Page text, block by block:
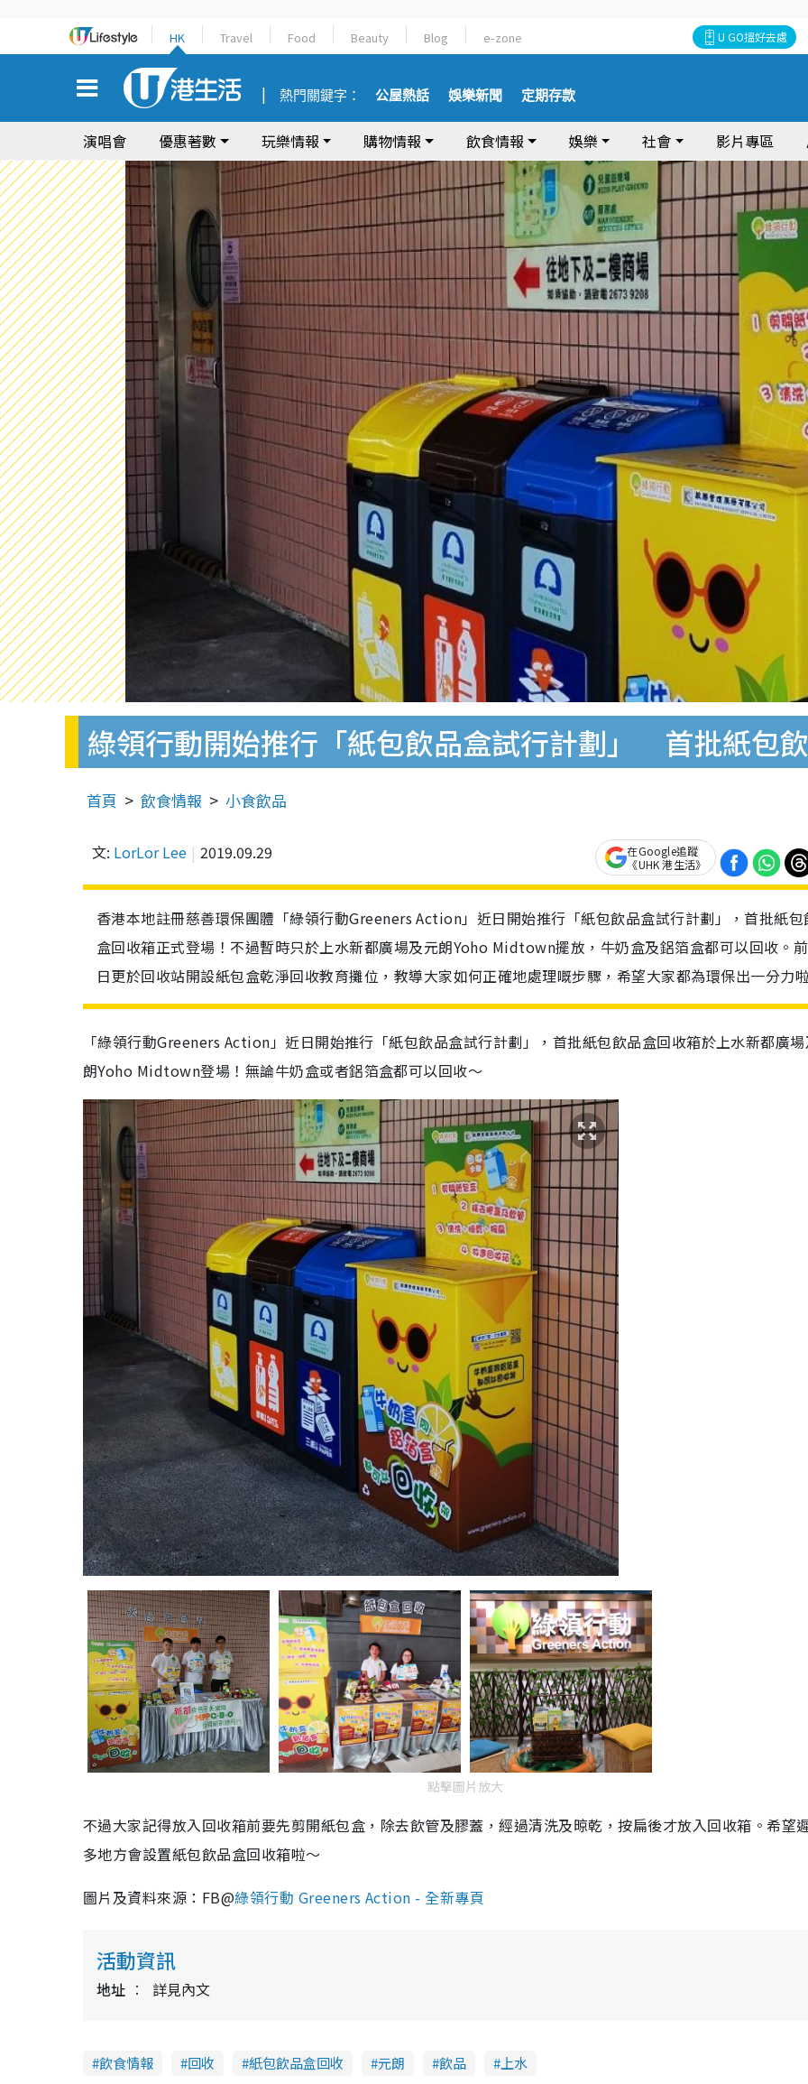
HK Travel Food Beauty Blog e-zone U GO搵好去處
熱門關鍵字： 公屋熱話 娛樂新聞 定期存款
演唱會 優惠著數 玩樂情報 購物情報 飲食情報 娛樂 社會 影片專區
綠領行動開始推行「紙包飲品盒試行計劃」 首批紙包
首頁 飲食情報 小食飲品
文: LorLor Lee 2019.09.29
在Google追蹤
《UHK 港生活》
香港本地註冊慈善環保團體「綠領行動Greeners Action」近日開始推行「紙包飲品盒試行計劃」，首批紙包
盒回收箱正式登場！不過暫時只於上水新都廣場及元朗Yoho Midtown擺放，牛奶盒及鋁箔盒都可以回收。
日更於回收站開設紙包盒乾淨回收教育攤位，教導大家如何正確地處理嘅步驟，希望大家都為環保出一分力
「綠領行動Greeners Action」近日開始推行「紙包飲品盒試行計劃」，首批紙包飲品盒回收箱於上水新都廣
朗Yoho Midtown登場！無論牛奶盒或者鋁箔盒都可以回收～
點擊圖片放大
不過大家記得放入回收箱前要先剪開紙包盒，除去飲管及膠蓋，經過清洗及晾乾，按扁後才放入回收箱。希望
多地方會設置紙包飲品盒回收箱啦～
圖片及資料來源：FB@綠領行動 Greeners Action - 全新專頁
活動資訊
地址 詳見內文
飲食情報 回收 紙包飲品盒回收 元朗 飲品 上水